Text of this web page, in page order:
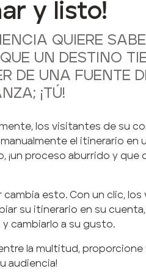
y listo!
QUIERE
UN DESTINO
DE UNA FUENTE
¡TÚ!
los visitantes de su
el itinerario en
¡un proceso aburrido y que
cambia esto. Con un clic,
su itinerario en su
cambiarlo a su gusto.
la multitud, proporcione
audiencia!